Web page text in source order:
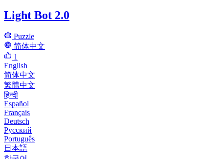
Light Bot 2.0
Puzzle
简体中文
1
English
简体中文
繁體中文
हिन्दी
Español
Français
Deutsch
Русский
Português
日本語